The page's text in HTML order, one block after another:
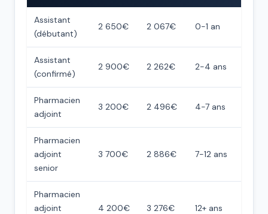
Assistant
(débutant)
2 650€ 2 067€ 0-1 an
Assistant
(confirmé)
2 900€ 2 262€ 2-4 ans
Pharmacien
adjoint
3 200€ 2 496€ 4-7 ans
Pharmacien
adjoint
senior
3 700€ 2 886€ 7-12 ans
Pharmacien
adjoint
4 200€ 3 276€ 12+ ans